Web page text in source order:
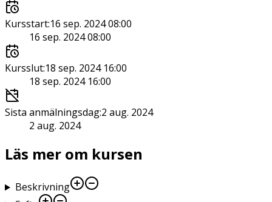
Kursstart:16 sep. 2024 08:00
16 sep. 2024 08:00
Kursslut:18 sep. 2024 16:00
18 sep. 2024 16:00
Sista anmälningsdag:2 aug. 2024
2 aug. 2024
Läs mer om kursen
Beskrivning